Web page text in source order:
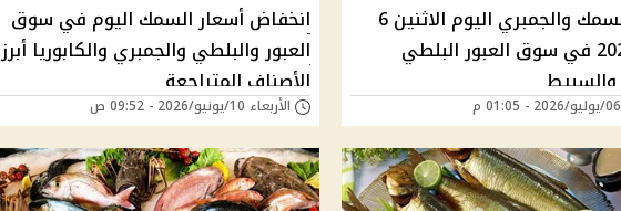
أسعار السمك والجمبري اليوم الاثنين 6
يوليو 2026 في سوق العبور البلطي
والسبيط
انخفاض أسعار السمك اليوم في سوق
العبور والبلطي والجمبري والكابوريا أبرز
الأصناف المتراجعة
الأربعاء 10/يونيو/2026 - 09:52 ص